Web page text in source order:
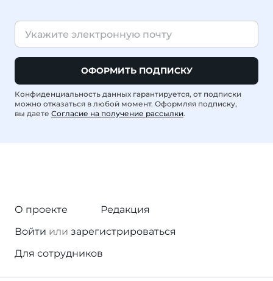
ОФОРМИТЬ ПОДПИСКУ
Конфиденциальность данных гарантируется, от подписки
можно отказаться в любой момент. Оформляя подписку,
вы даете Согласие на получение рассылки.
О проекте
Редакция
Войти или зарегистрироваться
Для сотрудников